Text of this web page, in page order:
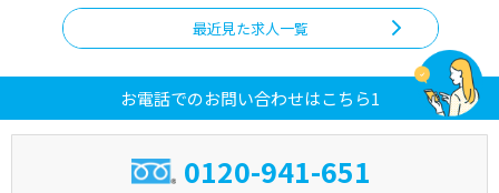
最近見た求人一覧
お電話でのお問い合わせはこちら1
0120-941-651